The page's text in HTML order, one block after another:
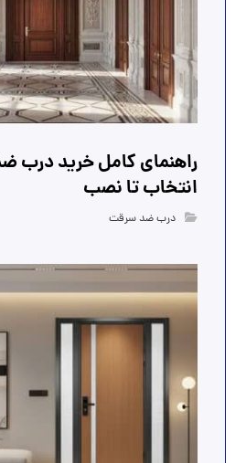
راهنمای کامل خرید درب
انتخاب تا نصب
درب ضد سرقت